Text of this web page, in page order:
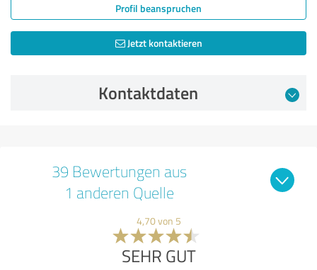
Profil beanspruchen
Jetzt kontaktieren
Kontaktdaten
39 Bewertungen aus
1 anderen Quelle
4,70 von 5
SEHR GUT